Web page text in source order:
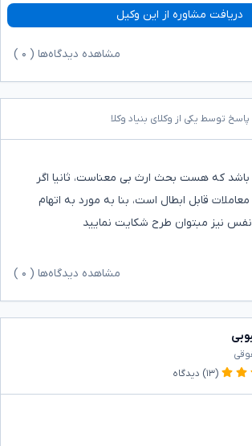
دریافت مشاوره از این وکیل
مشاهده دیدگاه‌ها ( ۰
پاسخ توسط یکی از وکلای بنیاد وکلا
باشد که هست بحث ارث بی معناست، ثانیا اگر
قابل ابطال است، بنا به مورد به اتهام
نیز مبتوان طرح شکایت نمایید
مشاهده دیدگاه‌ها ( ۰
(۱۳) دیدگاه